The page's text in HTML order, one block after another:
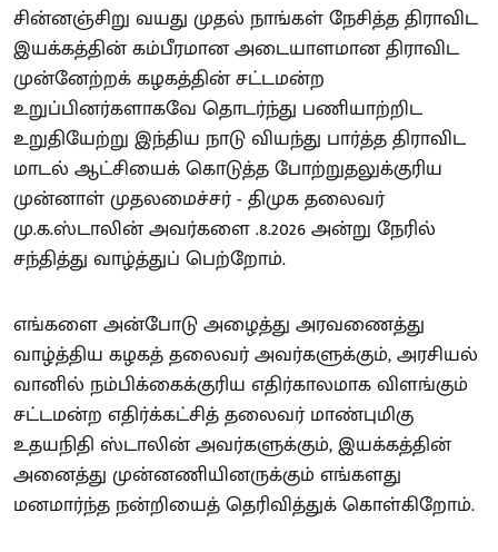
சின்னஞ்சிறு வயது முதல் நாங்கள் நேசித்த திராவிட
இயக்கத்தின் கம்பீரமான அடையாளமான திராவிட
முன்னேற்றக் கழகத்தின் சட்டமன்ற
உறுப்பினர்களாகவே தொடர்ந்து பணியாற்றிட
உறுதியேற்று இந்திய நாடு வியந்து பார்த்த திராவிட
மாடல் ஆட்சியைக் கொடுத்த போற்றுதலுக்குரிய
முன்னாள் முதலமைச்சர் - திமுக தலைவர்
மு.க.ஸ்டாலின் அவர்களை .8.2026 அன்று நேரில்
சந்தித்து வாழ்த்துப் பெற்றோம்.
எங்களை அன்போடு அழைத்து அரவணைத்து
வாழ்த்திய கழகத் தலைவர் அவர்களுக்கும், அரசியல்
வானில் நம்பிக்கைக்குரிய எதிர்காலமாக விளங்கும்
சட்டமன்ற எதிர்க்கட்சித் தலைவர் மாண்புமிகு
உதயநிதி ஸ்டாலின் அவர்களுக்கும், இயக்கத்தின்
அனைத்து முன்னணியினருக்கும் எங்களது
மனமார்ந்த நன்றியைத் தெரிவித்துக் கொள்கிறோம்.